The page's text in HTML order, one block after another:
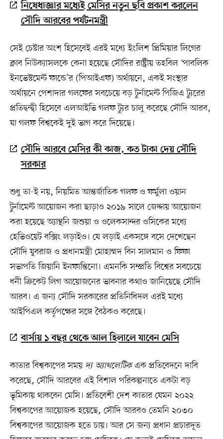
নিষেধাজ্ঞার মধ্যেই মেসির নতুন ছবি প্রকাশ করলেন
সৌদি আরবের পর্যটনমন্ত্রী
সেই চেষ্টার অংশ হিসেবেই এরই মধ্যে ইংলিশ প্রিমিয়ার লিগের
ক্লাব নিউক্যাসলকে কেনা হয়েছে সৌদির রাষ্ট্রীয় তহবিল ‘পাবলিক
ইনভেস্টমেন্ট ফান্ডে’র (পিআইএফ) অর্থায়নে, একই সংস্থার
অর্থায়নে পেশাদার গলফের সবচেয়ে বড় টুর্নামেন্ট পিজিএ ট্যুরের
প্রতিদ্বন্দ্বী হিসেবে এলআইভি গলফ ট্যুর চালু করেছে সৌদি আরব,
যা গলফ বিশ্বকেই দুই ভাগ করে দিয়েছে।
সৌদি আরবে মেসির কী কাজ, কত টাকা দেয় সৌদি
সরকার
শুধু তা-ই নয়, নিয়মিত আন্তর্জাতিক গলফ ও ফর্মুলা ওয়ান
টুর্নামেন্ট আয়োজন করা ছাড়াও ২০১৯ সালে জেদ্দায় আয়োজন
করা হয়েছে অ্যান্থনি জশুয়া ও ওলেকসান্দর ওসিকের মধ্যে
হেভিওয়েট বক্সিং লড়াইও। যে লড়াই একসঙ্গে বসে দেখেছেন
সৌদি যুবরাজ ও প্রধানমন্ত্রী মোহাম্মদ বিন সালমান ও ফিফা
সভাপতি জিয়ানি ইনফান্তিনো। এমনকি সম্প্রতি বিশ্বের সবচেয়ে
ধনী ক্রিকেট লিগ আয়োজনের ভাবনার কথাও জানিয়েছে সৌদি
আরব। এ জন্য সৌদি সরকারের প্রতিনিধিদল এরই মধ্যে
আইপিএল কর্তৃপক্ষের সঙ্গে বৈঠকও করেছে।
বার্সায় ১ বছর থেকে আল হিলালে যাবেন মেসি
কাতার বিশ্বকাপের সময় দ্য অ্যাথলেটিকএক প্রতিবেদনে দাবি
করেছে, সৌদি আরবের এই বিশাল পরিকল্পনাতে একটা বড়
ভূমিকায় থাকবেন মেসি। প্রতিবেশী দেশ কাতার যেমন ২০২২
বিশ্বকাপের আয়োজক হয়েছে, সৌদি আরবও তেমনি ২০৩০
বিশ্বকাপের আয়োজক হতে চায়। আর সে জন্য প্রধান প্রচারদূত